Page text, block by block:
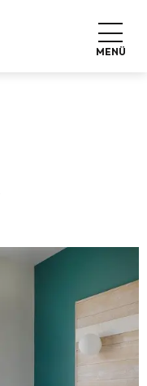
MENÜ
Hotels